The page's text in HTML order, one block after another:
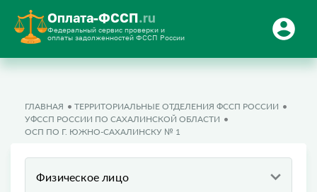
Оплата-ФССП.ru
Федеральный сервис проверки и
оплаты задолженностей ФССП России
ГЛАВНАЯ
ТЕРРИТОРИАЛЬНЫЕ ОТДЕЛЕНИЯ ФССП РОССИИ
УФССП РОССИИ ПО САХАЛИНСКОЙ ОБЛАСТИ
ОСП ПО Г. ЮЖНО-САХАЛИНСКУ № 1
Физическое лицо